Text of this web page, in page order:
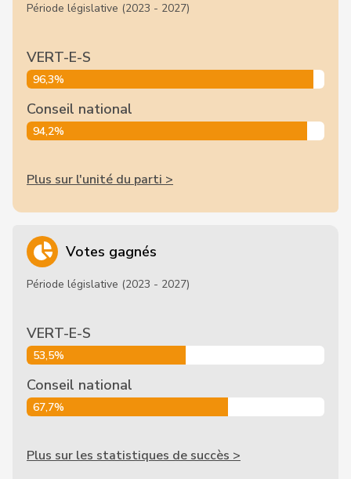
Période législative (2023 - 2027)
VERT-E-S
96,3%
Conseil national
94,2%
Plus sur l'unité du parti >
Votes gagnés
Période législative (2023 - 2027)
VERT-E-S
53,5%
Conseil national
67,7%
Plus sur les statistiques de succès >